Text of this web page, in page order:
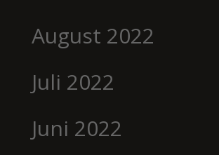
August 2022
Juli 2022
Juni 2022